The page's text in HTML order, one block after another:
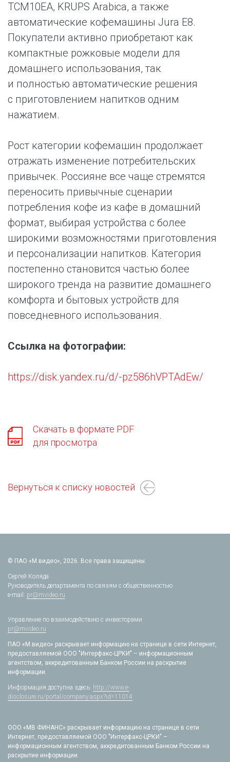
TCM10EA, KRUPS Arabica, а также
автоматические кофемашины Jura E8.
Покупатели активно приобретают как
компактные рожковые модели для
домашнего использования, так
и полностью автоматические решения
с приготовлением напитков одним
нажатием.
Рост категории кофемашин продолжает
отражать изменение потребительских
привычек. Россияне все чаще стремятся
переносить привычные сценарии
потребления кофе из кафе в домашний
формат, выбирая устройства с более
широкими возможностями приготовления
и персонализации напитков. Категория
постепенно становится частью более
широкого тренда на развитие домашнего
комфорта и бытовых устройств для
повседневного использования.
Ссылка на фотографии:
https://disk.yandex.ru/d/-pz586hVPTAdEw/
Скачать в формате PDF
для просмотра
Вернуться к списку новостей
© ПАО «М.видео», 2026. Все права защищены.
Сергей Коляда
Руководитель департамента по связям с общественностью
e-mail: pr@mvideo.ru
Управление по взаимодействию с инвесторами
pr@mvideo.ru
ПАО «М.видео» раскрывает информацию на странице в сети Интернет,
предоставляемой ООО "Интерфакс-ЦРКИ" – информационным
агентством, аккредитованным Банком России на раскрытие
информации.
Информация доступна здесь: http://www.e-
disclosure.ru/portal/company.aspx?id=11014
ООО «МВ ФИНАНС» раскрывает информацию на странице в сети
Интернет, предоставляемой ООО "Интерфакс-ЦРКИ" –
информационным агентством, аккредитованным Банком России на
раскрытие информации.